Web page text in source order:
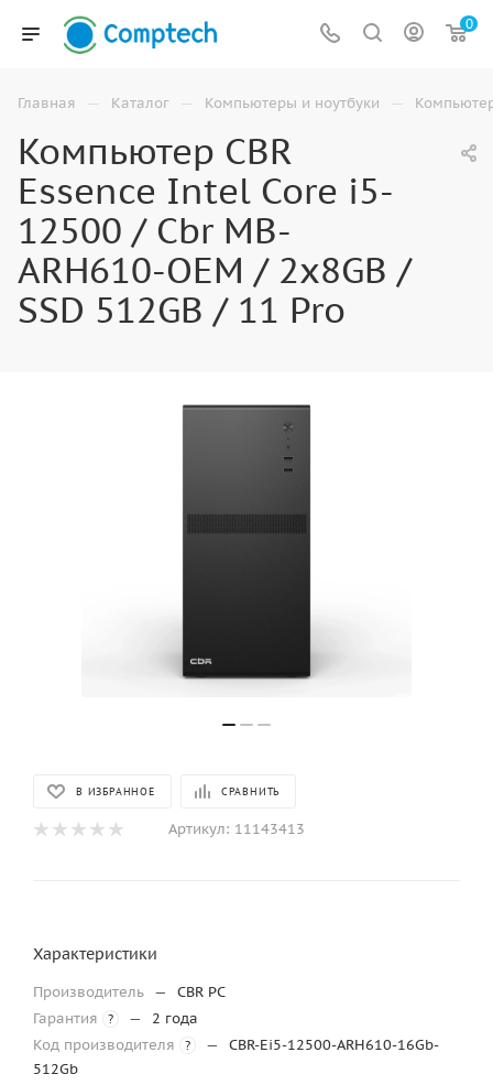
0
Главная — Каталог — Компьютеры и ноутбуки —
Компьютер CBR
Essence Intel Core i5-
12500 / Cbr MB-
ARH610-OEM / 2x8GB /
SSD 512GB / 11 Pro
В ИЗБРАННОЕ СРАВНИТЬ
Артикул: 11143413
Характеристики
Производитель —
CBR PC
Гарантия
? —
2 года
Код производителя
? —
CBR-Ei5-12500-ARH610-16Gb-
512Gb